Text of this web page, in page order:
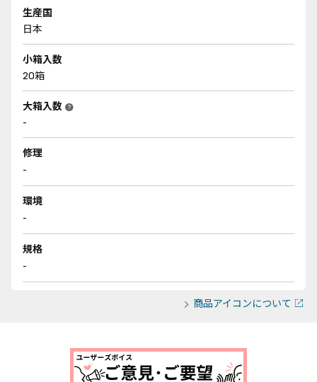
生産国
日本
小箱入数
20箱
大箱入数 help
-
修理
-
環境
-
規格
-
商品アイコンについて